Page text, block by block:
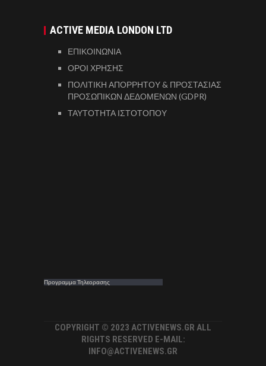
ACTIVE MEDIA LONDON LTD
ΕΠΙΚΟΙΝΩΝΙΑ
ΟΡΟΙ ΧΡΗΣΗΣ
ΠΟΛΙΤΙΚΗ ΑΠΟΡΡΗΤΟΥ & ΠΡΟΣΤΑΣΙΑΣ
ΠΡΟΣΩΠΙΚΩΝ ΔΕΔΟΜΕΝΩΝ (GDPR)
ΤΑΥΤΟΤΗΤΑ ΙΣΤΟΤΟΠΟΥ
Προγραμμα Τηλεορασης
COPYRIGHT © 2023 ACTIVENEWS.GR ALL
RIGHTS RESERVED E-MAIL:
INFO@ACTIVENEWS.GR